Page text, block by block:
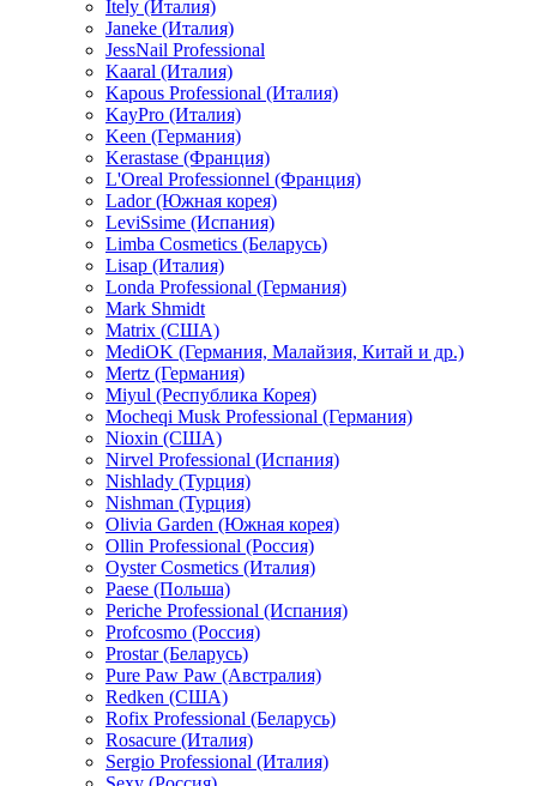
Itely (Италия)
Janeke (Италия)
JessNail Professional
Kaaral (Италия)
Kapous Professional (Италия)
KayPro (Италия)
Keen (Германия)
Kerastase (Франция)
L'Oreal Professionnel (Франция)
Lador (Южная корея)
LeviSsime (Испания)
Limba Cosmetics (Беларусь)
Lisap (Италия)
Londa Professional (Германия)
Mark Shmidt
Matrix (США)
MediOK (Германия, Малайзия, Китай и др.)
Mertz (Германия)
Miyul (Республика Корея)
Mocheqi Musk Professional (Германия)
Nioxin (США)
Nirvel Professional (Испания)
Nishlady (Турция)
Nishman (Турция)
Olivia Garden (Южная корея)
Ollin Professional (Россия)
Oyster Cosmetics (Италия)
Paese (Польша)
Periche Professional (Испания)
Profcosmo (Россия)
Prostar (Беларусь)
Pure Paw Paw (Австралия)
Redken (США)
Rofix Professional (Беларусь)
Rosacure (Италия)
Sergio Professional (Италия)